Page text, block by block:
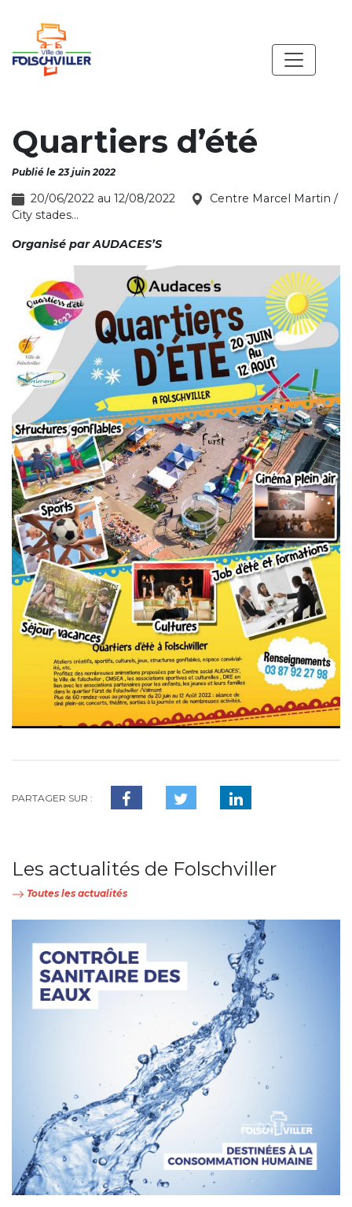
Quartiers d’été
Publié le 23 juin 2022
20/06/2022 au 12/08/2022
Centre Marcel Martin /
City stades...
Organisé parAUDACES’S
PARTAGER SUR :
Les actualités de Folschviller
Toutes les actualités